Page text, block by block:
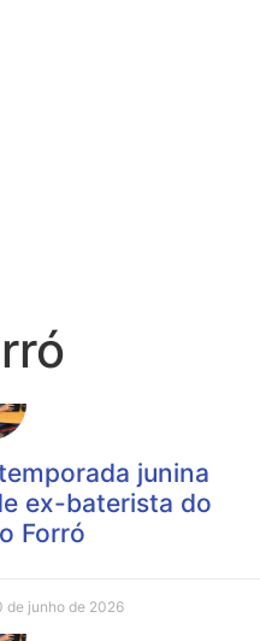
junina
ex-baterista do
Forró
de junho de 2026